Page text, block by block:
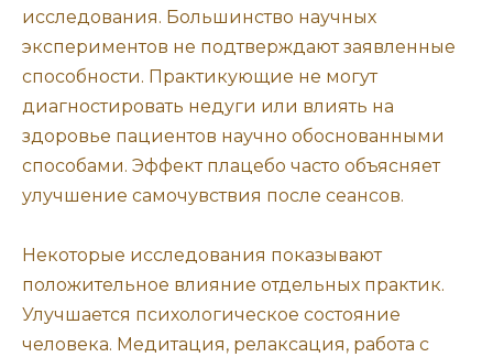
исследования. Большинство научных
экспериментов не подтверждают заявленные
способности. Практикующие не могут
диагностировать недуги или влиять на
здоровье пациентов научно обоснованными
способами. Эффект плацебо часто объясняет
улучшение самочувствия после сеансов.
Некоторые исследования показывают
положительное влияние отдельных практик.
Улучшается психологическое состояние
человека. Медитация, релаксация, работа с